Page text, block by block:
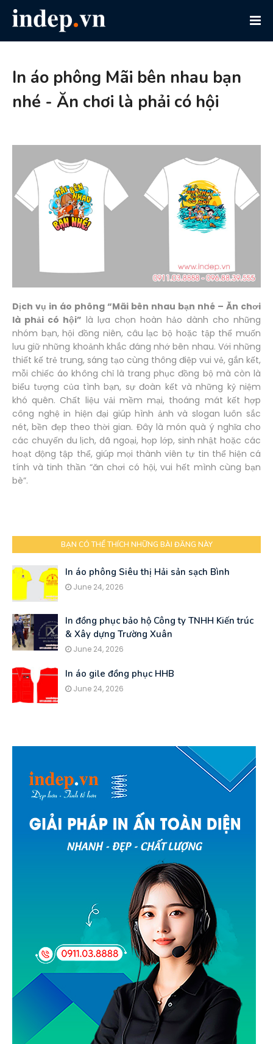
In áo phông Mãi bên nhau bạn
nhé - Ăn chơi là phải có hội
Dịch vụ in áo phông “Mãi bên nhau bạn nhé – Ăn chơi
là phải có hội” là lựa chọn hoàn hảo dành cho những
nhóm bạn, hội đồng niên, câu lạc bộ hoặc tập thể muốn
lưu giữ những khoảnh khắc đáng nhớ bên nhau. Với những
thiết kế trẻ trung, sáng tạo cùng thông điệp vui vẻ, gắn kết,
mỗi chiếc áo không chỉ là trang phục đồng bộ mà còn là
biểu tượng của tình bạn, sự đoàn kết và những kỷ niệm
khó quên. Chất liệu vải mềm mại, thoáng mát kết hợp
công nghệ in hiện đại giúp hình ảnh và slogan luôn sắc
nét, bền đẹp theo thời gian. Đây là món quà ý nghĩa cho
các chuyến du lịch, dã ngoại, họp lớp, sinh nhật hoặc các
hoạt động tập thể, giúp mọi thành viên tự tin thể hiện cá
tính và tinh thần “ăn chơi có hội, vui hết mình cùng bạn
bè”.
BẠN CÓ THỂ THÍCH NHỮNG BÀI ĐĂNG NÀY
In áo phông Siêu thị Hải sản sạch Bình
June 24, 2026
In đồng phục bảo hộ Công ty TNHH Kiến trúc
& Xây dựng Trường Xuân
June 24, 2026
In áo gile đồng phục HHB
June 24, 2026